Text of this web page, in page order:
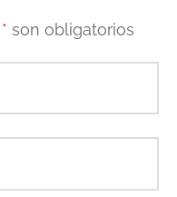
* son obligatorios